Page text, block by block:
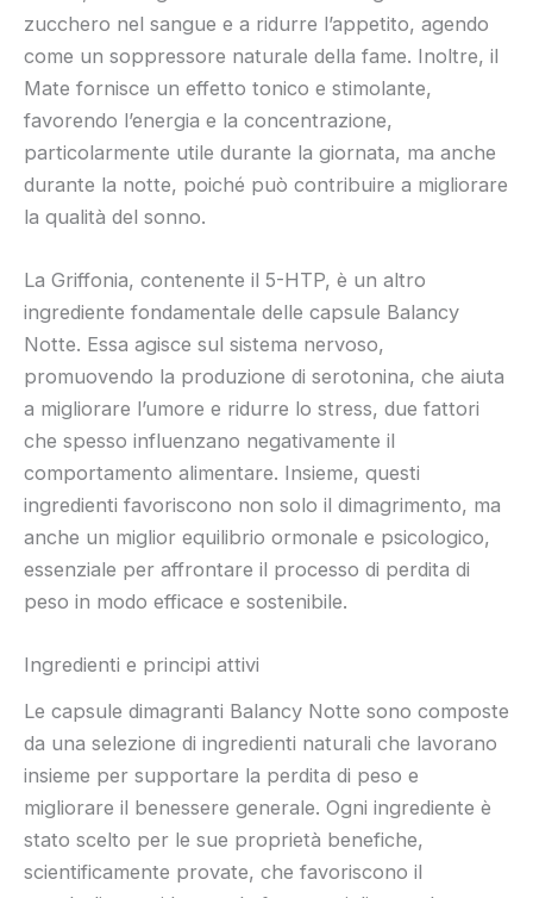
zucchero nel sangue e a ridurre l’appetito, agendo
come un soppressore naturale della fame. Inoltre, il
Mate fornisce un effetto tonico e stimolante,
favorendo l’energia e la concentrazione,
particolarmente utile durante la giornata, ma anche
durante la notte, poiché può contribuire a migliorare
la qualità del sonno.
La Griffonia, contenente il 5-HTP, è un altro
ingrediente fondamentale delle capsule Balancy
Notte. Essa agisce sul sistema nervoso,
promuovendo la produzione di serotonina, che aiuta
a migliorare l’umore e ridurre lo stress, due fattori
che spesso influenzano negativamente il
comportamento alimentare. Insieme, questi
ingredienti favoriscono non solo il dimagrimento, ma
anche un miglior equilibrio ormonale e psicologico,
essenziale per affrontare il processo di perdita di
peso in modo efficace e sostenibile.
Ingredienti e principi attivi
Le capsule dimagranti Balancy Notte sono composte
da una selezione di ingredienti naturali che lavorano
insieme per supportare la perdita di peso e
migliorare il benessere generale. Ogni ingrediente è
stato scelto per le sue proprietà benefiche,
scientificamente provate, che favoriscono il